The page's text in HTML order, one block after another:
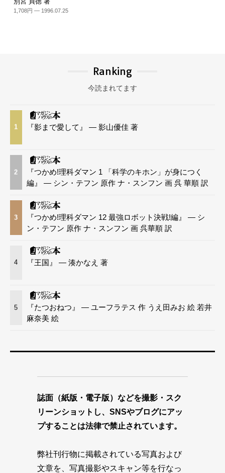
1,708円 — 1996.07.25
Ranking
今読まれてます
1 『影まで愛して』 — 影山優佳 著
2
『つかめ!理科ダマン 1 「科学のキホン」が身につく
編』 — シン・テフン 原作 ナ・スンフン 画 呉 華順 訳
3
『つかめ!理科ダマン 12 最強ロボット決戦!編』 — シ
ン・テフン 原作 ナ・スンフン 画 呉華順 訳
4 『王国』 — 湊かなえ 著
5
『たつおねつ』 — ユーフラテス 作 うえ田みお 絵 若井
麻奈美 絵
誌面（紙版・電子版）などを撮影・スク
リーンショットし、SNSやブログにアッ
プすることは法律で禁止されています。
弊社刊行物に掲載されている写真および
文章を、写真撮影やスキャン等を行なっ